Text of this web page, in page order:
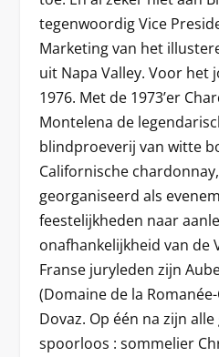
tegenwoordig Vice
Marketing van het
uit Napa Valley. Voor het
1976. Met de 1973’er
Montelena de
blindproeverij van witte
Californische
georganiseerd als
feestelijkheden naar
onafhankelijkheid van de
Franse juryleden zijn
(Domaine de la
Dovaz. Op één na zijn
spoorloos : sommelier